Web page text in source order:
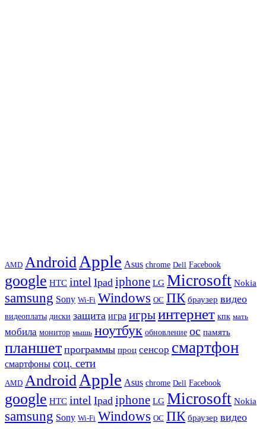
AMD Android Apple Asus chrome Dell Facebook
google HTC intel Ipad iphone LG Microsoft Nokia
samsung Sony Wi-Fi Windows ОС ПК браузер видео
видеоплаты диски защита игра игрыинтернет кпк мать
мобила монитор мышь ноутбук обновление ос память
планшет программы проц сенсор смартфон
смартфоны соц. сети
AMD Android Apple Asus chrome Dell Facebook
google HTC intel Ipad iphone LG Microsoft Nokia
samsung Sony Wi-Fi Windows ОС ПК браузер видео